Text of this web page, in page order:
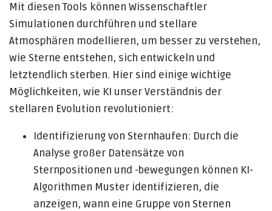
Mit diesen Tools können Wissenschaftler
Simulationen durchführen und stellare
Atmosphären modellieren, um besser zu verstehen,
wie Sterne entstehen, sich entwickeln und
letztendlich sterben. Hier sind einige wichtige
Möglichkeiten, wie KI unser Verständnis der
stellaren Evolution revolutioniert:
Identifizierung von Sternhaufen: Durch die
Analyse großer Datensätze von
Sternpositionen und -bewegungen können KI-
Algorithmen Muster identifizieren, die
anzeigen, wann eine Gruppe von Sternen